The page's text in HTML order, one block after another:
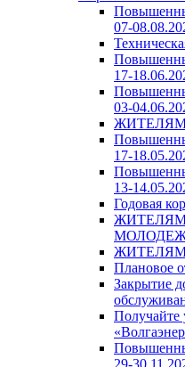
07-
17-
03-
17-
13-
Годовая
Плановое
Закрытие
Получайте